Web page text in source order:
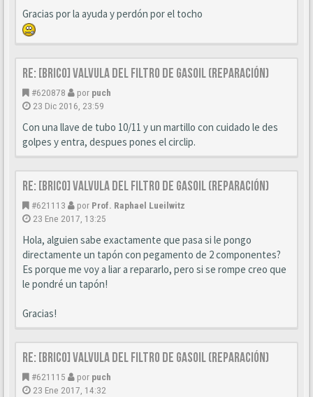
Gracias por la ayuda y perdón por el tocho
Re: [BRICO] Valvula del filtro de gasoil (reparación)
#620878 por puch
23 Dic 2016, 23:59
Con una llave de tubo 10/11 y un martillo con cuidado le des
golpes y entra, despues pones el circlip.
Re: [BRICO] Valvula del filtro de gasoil (reparación)
#621113 por Prof. Raphael Lueilwitz
23 Ene 2017, 13:25
Hola, alguien sabe exactamente que pasa si le pongo
directamente un tapón con pegamento de 2 componentes?
Es porque me voy a liar a repararlo, pero si se rompe creo que
le pondré un tapón!
Gracias!
Re: [BRICO] Valvula del filtro de gasoil (reparación)
#621115 por puch
23 Ene 2017, 14:32